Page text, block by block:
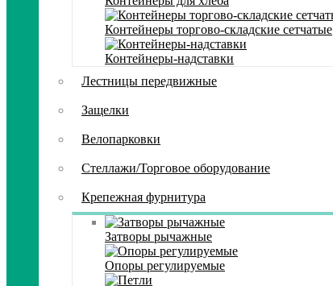
Контейнеры торгово-складские сетчатые
Контейнеры-надставки
Лестницы передвижные
Защелки
Велопарковки
Стеллажи/Торговое оборудование
Крепежная фурнитура
Затворы рычажные
Опоры регулируемые